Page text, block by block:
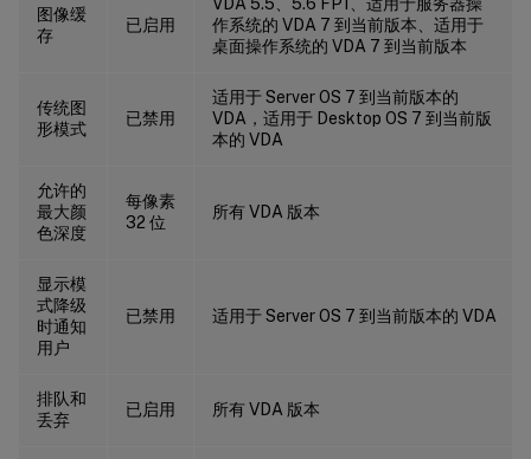
图像缓
存
已启用
作系统的 VDA 7 到当前版本、适用于
桌面操作系统的 VDA 7 到当前版本
传统图
形模式
已禁用
适用于 Server OS 7 到当前版本的
VDA，适用于 Desktop OS 7 到当前版
本的 VDA
允许的
最大颜
色深度
每像素
32 位
所有 VDA 版本
显示模
式降级
时通知
用户
已禁用 适用于 Server OS 7 到当前版本的 VDA
排队和
丢弃
已启用 所有 VDA 版本